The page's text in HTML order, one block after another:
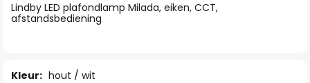
de
afbeeldingen-
Lindby LED plafondlamp Milada, eiken, CCT,
afstandsbediening
Kleur: hout / wit